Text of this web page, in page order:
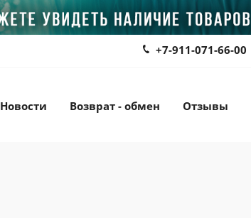
+7-911-071-66-00
Новости Возврат - обмен Отзывы